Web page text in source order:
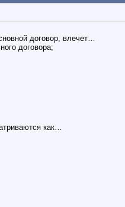
договор, влечет…
договора;
как…